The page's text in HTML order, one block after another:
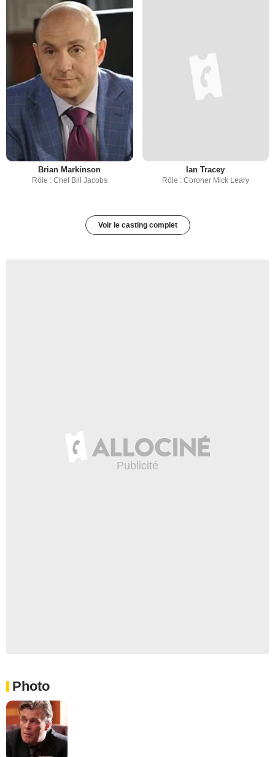
Brian Markinson
Rôle : Chef Bill Jacobs
Ian Tracey
Rôle : Coroner Mick Leary
Voir le casting complet
Photo